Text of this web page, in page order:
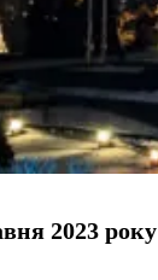
2023 року